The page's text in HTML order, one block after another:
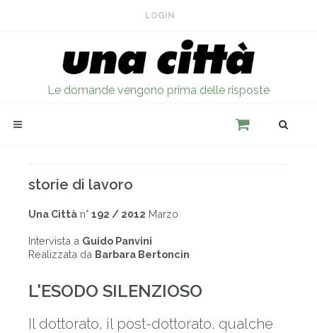
LOGIN
Le domande vengono prima delle risposte
storie di lavoro
Una Città n° 192 / 2012 Marzo
Intervista a Guido Panvini
Realizzata da Barbara Bertoncin
L'ESODO SILENZIOSO
Il dottorato, il post-dottorato, qualche